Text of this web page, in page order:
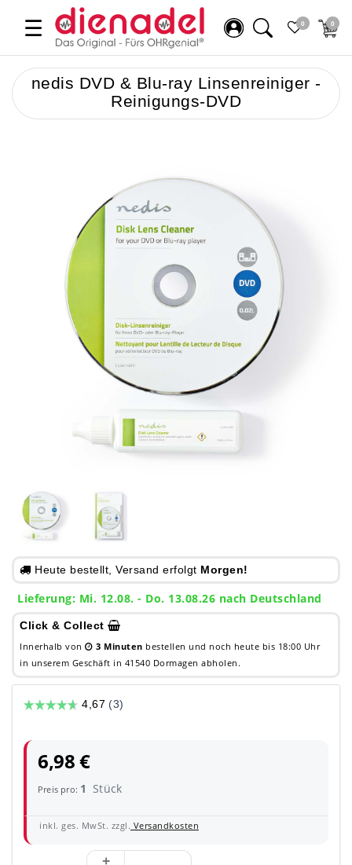
☰ 0 0
nedis DVD & Blu-ray Linsenreiniger -
Reinigungs-DVD
Heute bestellt, Versand erfolgt Morgen!
Lieferung: Mi. 12.08. - Do. 13.08.26 nach Deutschland
Click & Collect
Innerhalb von 3 Minuten bestellen und noch heute bis 18:00 Uhr
in unserem Geschäft in 41540 Dormagen abholen.
6,98 €
Preis pro: 1 Stück
inkl. ges. MwSt. zzgl. Versandkosten